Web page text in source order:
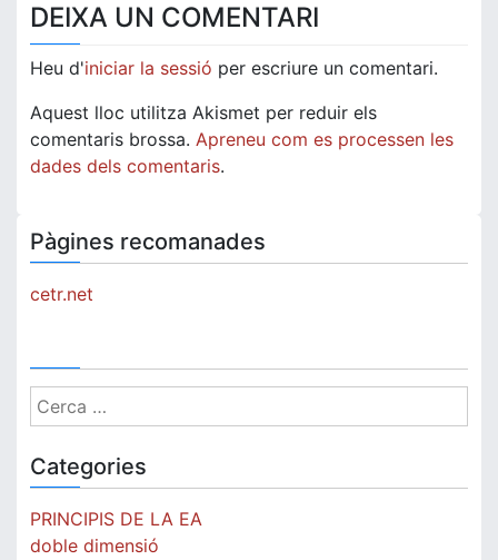
DEIXA UN COMENTARI
Heu d'iniciar la sessió per escriure un comentari.
Aquest lloc utilitza Akismet per reduir els
comentaris brossa. Apreneu com es processen les
dades dels comentaris.
Pàgines recomanades
cetr.net
Cerca:
Categories
PRINCIPIS DE LA EA
doble dimensió